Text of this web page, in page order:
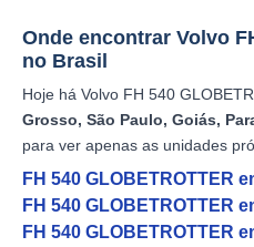
Onde encontrar Volvo
no Brasil
Hoje há Volvo FH 540
Grosso, São Paulo, Goiás,
para ver apenas as unidades
FH 540 GLOBETROTTER
FH 540 GLOBETROTTER
FH 540 GLOBETROTTER